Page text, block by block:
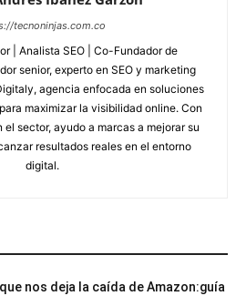
tecnoninjas.com.co
| Analista SEO | Co-Fundador de
senior, experto en SEO y marketing
agencia enfocada en soluciones
maximizar la visibilidad online. Con
sector, ayudo a marcas a mejorar su
resultados reales en el entorno
digital.
nos deja la caída de Amazon:guía